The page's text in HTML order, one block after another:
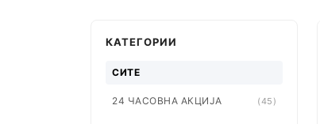
КАТЕГОРИИ
СИТЕ
24 ЧАСОВНА АКЦИЈА (45)